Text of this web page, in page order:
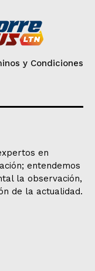
y Condiciones
en
entendemos
la observación,
de la actualidad.